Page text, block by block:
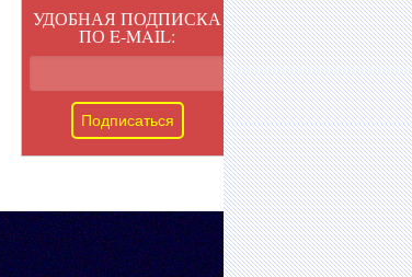
УДОБНАЯ ПОДПИСКА
ПО E-MAIL: